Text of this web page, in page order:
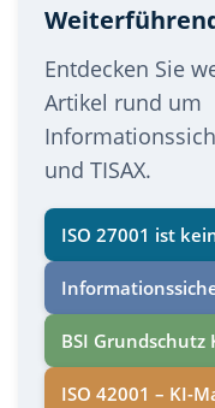
Entdecken Sie
Artikel rund um
und TISAX.
ISO 27001 ist
BSI
ISO 42001 – KI-